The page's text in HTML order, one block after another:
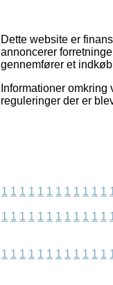
Dette website er
annoncerer
gennemfører et
Informationer
reguleringer der er
1 1 1 1 1 1 1 1 1 1 1 1
1 1 1 1 1 1 1 1 1 1 1 1
1 1 1 1 1 1 1 1 1 1 1 1